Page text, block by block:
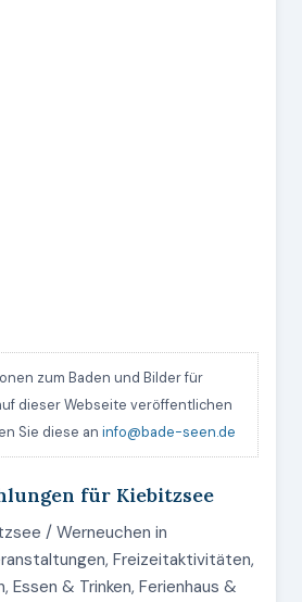
zum Baden und Bilder für
dieser Webseite veröffentlichen
Sie diese an info@bade-seen.de
für Kiebitzsee
/ Werneuchen in
Freizeitaktivitäten,
Essen & Trinken, Ferienhaus &